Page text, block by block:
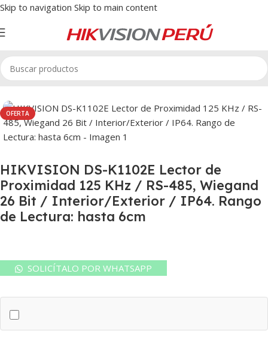
Skip to navigation Skip to main content
Inicio/Control de Acceso/Control de Acceso
OFERTA
HIKVISION DS-K1102E Lector de
Proximidad 125 KHz / RS-485, Wiegand
26 Bit / Interior/Exterior / IP64. Rango
de Lectura: hasta 6cm
SOLICÍTALO POR WHATSAPP